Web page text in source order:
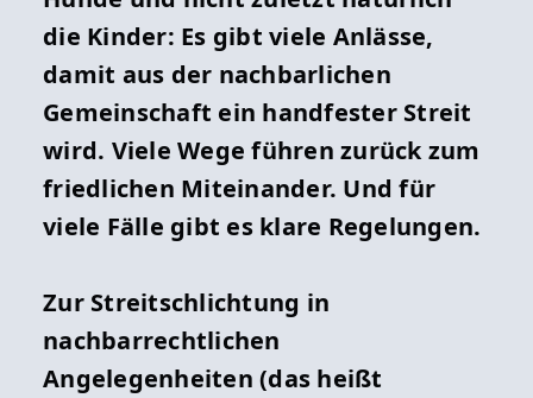
die Kinder: Es gibt viele Anlässe,
damit aus der nachbarlichen
Gemeinschaft ein handfester Streit
wird. Viele Wege führen zurück zum
friedlichen Miteinander. Und für
viele Fälle gibt es klare Regelungen.
Zur Streitschlichtung in
nachbarrechtlichen
Angelegenheiten (das heißt